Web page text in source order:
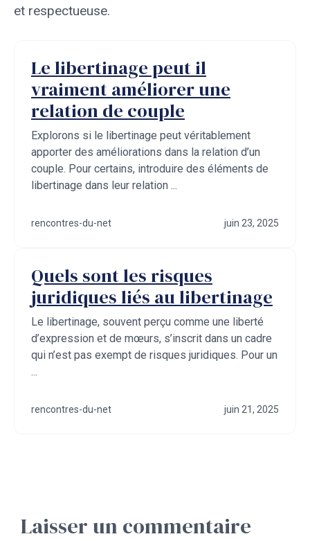
et respectueuse.
Le libertinage peut il
vraiment améliorer une
relation de couple
Explorons si le libertinage peut véritablement
apporter des améliorations dans la relation d’un
couple. Pour certains, introduire des éléments de
libertinage dans leur relation ...
rencontres-du-net juin 23, 2025
Quels sont les risques
juridiques liés au libertinage
Le libertinage, souvent perçu comme une liberté
d’expression et de mœurs, s’inscrit dans un cadre
qui n’est pas exempt de risques juridiques. Pour un
...
rencontres-du-net juin 21, 2025
Laisser un commentaire